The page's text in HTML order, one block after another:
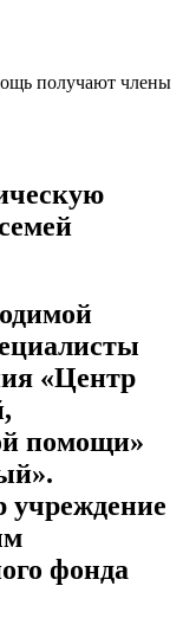
«Центр
помощи»
учреждение
фонда